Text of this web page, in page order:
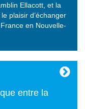
Ellacott, et la
plaisir d’échanger
en Nouvelle-
entre la